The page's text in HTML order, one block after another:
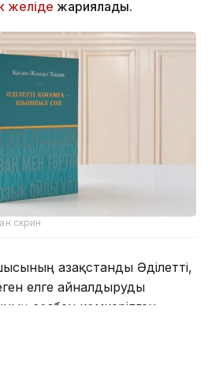
желіде жариялады.
скрин
Қазақстанды Әділетті,
елге айналдыруды
сөзбен көмкерілген